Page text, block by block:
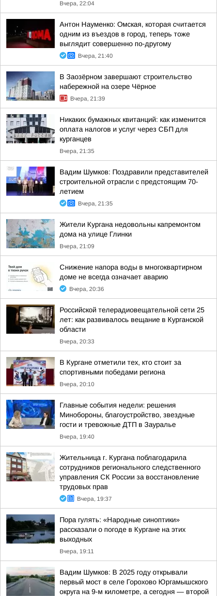
Вчера, 22:04
Антон Науменко: Омская, которая считается
одним из въездов в город, теперь тоже
выглядит совершенно по-другому
Вчера, 21:40
В Заозёрном завершают строительство
набережной на озере Чёрное
Вчера, 21:39
Никаких бумажных квитанций: как изменится
оплата налогов и услуг через СБП для
курганцев
Вчера, 21:35
Вадим Шумков: Поздравили представителей
строительной отрасли с предстоящим 70-
летием
Вчера, 21:35
Жители Кургана недовольны капремонтом
дома на улице Глинки
Вчера, 21:09
Снижение напора воды в многоквартирном
доме не всегда означает аварию
Вчера, 20:36
Российской телерадиовещательной сети 25
лет: как развивалось вещание в Курганской
области
Вчера, 20:33
В Кургане отметили тех, кто стоит за
спортивными победами региона
Вчера, 20:10
Главные события недели: решения
Минобороны, благоустройство, звездные
гости и тревожные ДТП в Зауралье
Вчера, 19:40
Жительница г. Кургана поблагодарила
сотрудников регионального следственного
управления СК России за восстановление
трудовых прав
Вчера, 19:37
Пора гулять: «Народные синоптики»
рассказали о погоде в Кургане на этих
выходных
Вчера, 19:11
Вадим Шумков: В 2025 году открывали
первый мост в селе Горохово Юргамышского
округа на 9-м километре, а сегодня — второй